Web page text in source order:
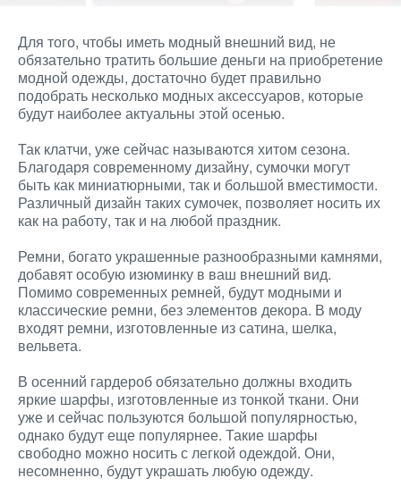
Для того, чтобы иметь модный внешний вид, не
обязательно тратить большие деньги на приобретение
модной одежды, достаточно будет правильно
подобрать несколько модных аксессуаров, которые
будут наиболее актуальны этой осенью.
Так клатчи, уже сейчас называются хитом сезона.
Благодаря современному дизайну, сумочки могут
быть как миниатюрными, так и большой вместимости.
Различный дизайн таких сумочек, позволяет носить их
как на работу, так и на любой праздник.
Ремни, богато украшенные разнообразными камнями,
добавят особую изюминку в ваш внешний вид.
Помимо современных ремней, будут модными и
классические ремни, без элементов декора. В моду
входят ремни, изготовленные из сатина, шелка,
вельвета.
В осенний гардероб обязательно должны входить
яркие шарфы, изготовленные из тонкой ткани. Они
уже и сейчас пользуются большой популярностью,
однако будут еще популярнее. Такие шарфы
свободно можно носить с легкой одеждой. Они,
несомненно, будут украшать любую одежду.